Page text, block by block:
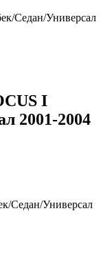
Седан/Универсал
I
2001-2004
Седан/Универсал